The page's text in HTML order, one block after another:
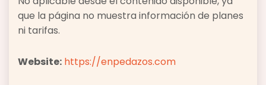
que la página no muestra información de planes
ni tarifas.
Website: https://enpedazos.com